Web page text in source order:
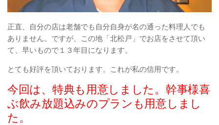
正直、自分の店は老舗でも自分自身が名の通った料理人でも
ありません。ですが、この地「北松戸」でお店をさせて頂い
て、早いもので１３年目になります。
とても好評を頂いております。これが私の信用です。
今回は、特典も用意しました。幹事様喜
ぶ飲み放題込みのプランも用意しまし
た。